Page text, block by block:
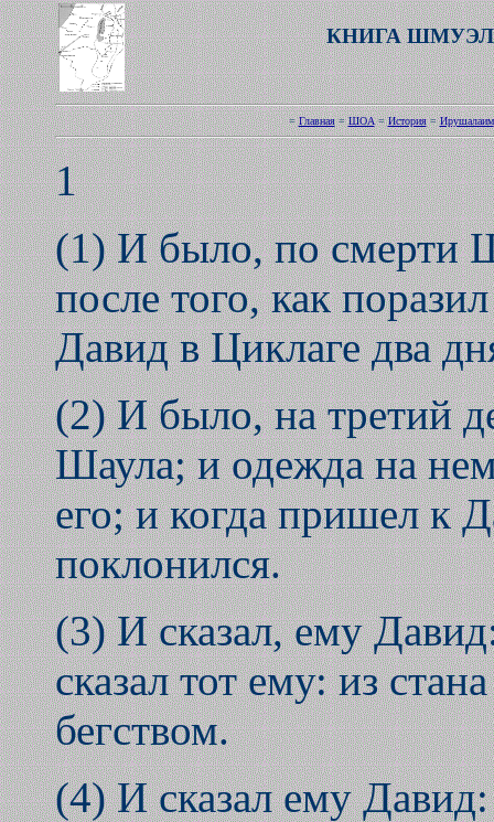
КНИГА
=Главная=ШОА=История=Ирушалаим
1
(1) И было, по смерти
после того, как
Давид в Циклаге два
(2) И было, на третий
Шаула; и одежда на
его; и когда пришел к
поклонился.
(3) И сказал, ему
сказал тот ему: из
бегством.
(4) И сказал ему